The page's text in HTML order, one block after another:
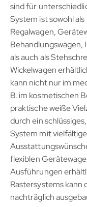
sind für
System ist sowohl
Regalwagen,
Behandlungswagen,
als auch als
Wickelwagen
kann nicht nur im
B. im kosmetischen
praktische weiße
durch ein
System mit
flexiblen
Ausführungen
Rastersystems kann
nachträglich